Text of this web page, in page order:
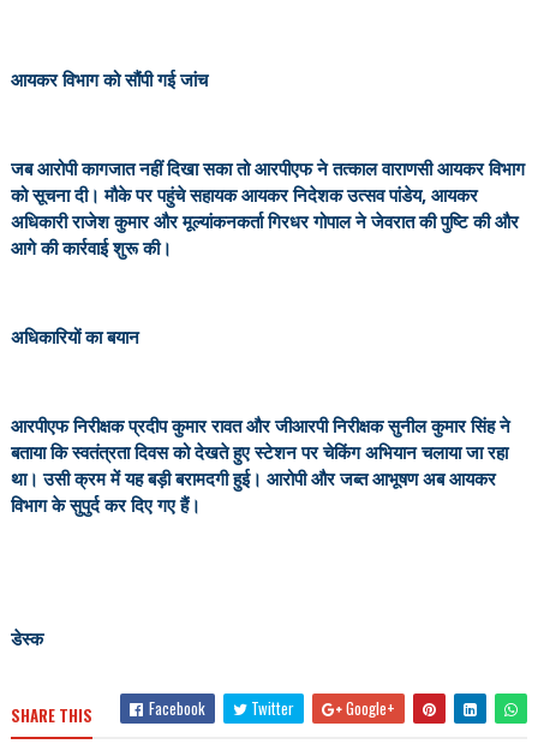
आयकर विभाग को सौंपी गई जांच
जब आरोपी कागजात नहीं दिखा सका तो आरपीएफ ने तत्काल वाराणसी आयकर विभाग
को सूचना दी। मौके पर पहुंचे सहायक आयकर निदेशक उत्सव पांडेय, आयकर
अधिकारी राजेश कुमार और मूल्यांकनकर्ता गिरधर गोपाल ने जेवरात की पुष्टि की और
आगे की कार्रवाई शुरू की।
अधिकारियों का बयान
आरपीएफ निरीक्षक प्रदीप कुमार रावत और जीआरपी निरीक्षक सुनील कुमार सिंह ने
बताया कि स्वतंत्रता दिवस को देखते हुए स्टेशन पर चेकिंग अभियान चलाया जा रहा
था। उसी क्रम में यह बड़ी बरामदगी हुई। आरोपी और जब्त आभूषण अब आयकर
विभाग के सुपुर्द कर दिए गए हैं।
डेस्क
SHARE THIS Facebook Twitter Google+